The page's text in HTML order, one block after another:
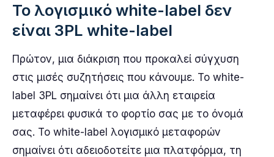
Το λογισμικό white-label δεν
είναι 3PL white-label
Πρώτον, μια διάκριση που προκαλεί σύγχυση
στις μισές συζητήσεις που κάνουμε. Το white-
label 3PL σημαίνει ότι μια άλλη εταιρεία
μεταφέρει φυσικά το φορτίο σας με το όνομά
σας. Το white-label λογισμικό μεταφορών
σημαίνει ότι αδειοδοτείτε μια πλατφόρμα, τη